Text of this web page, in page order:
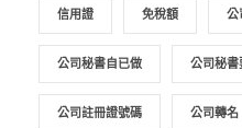
信用證 免稅額 公
公司秘書自已做 公司秘書
公司註冊證號碼 公司轉名